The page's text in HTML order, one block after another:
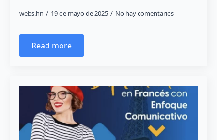
webs.hn 19 de mayo de 2025 No hay comentarios
Read more